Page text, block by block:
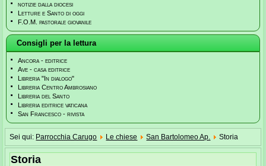
notizie dalla diocesi
Letture e Santo di oggi
F.O.M. pastorale giovanile
Consigli per la lettura
Ancora - editrice
Ave - casa editrice
Libreria "In dialogo"
Libreria Centro Ambrosiano
Libreria del Santo
Libreria editrice vaticana
San Francesco - rivista
Sei qui: Parrocchia Carugo Le chiese San Bartolomeo Ap. Storia
Storia